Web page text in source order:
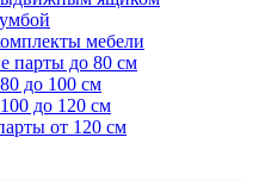
мебели
парты до 80 см
до 100 см
до 120 см
от 120 см